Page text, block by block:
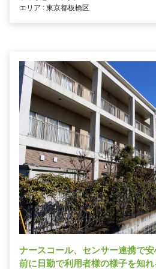
エリア : 東京都板橋区
ナースコール、センサー連携で
前に日勤で利用者様の様子を知